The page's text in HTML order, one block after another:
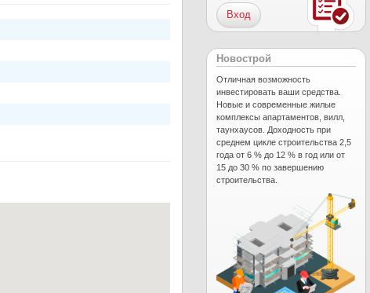
Вход
Новострой
Отличная возможность
инвестировать ваши средства.
Новые и современные жилые
комплексы апартаментов, вилл,
таунхаусов. Доходность при
среднем цикле строительства 2,5
года от 6 % до 12 % в год или от
15 до 30 % по завершению
строительства.